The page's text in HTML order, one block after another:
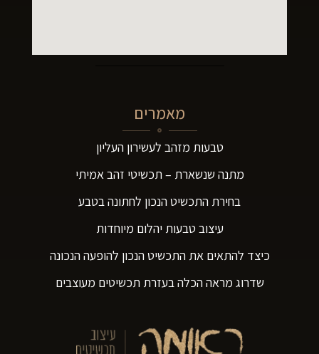
מאמרים
טבעות מזהב לעשירון העליון
מתנה שנשארת – תכשיטי זהב אמיתי
בחירת התכשיט הנכון לחתונה בטבע
עיצוב טבעות יהלום מיוחדות
כיצד להתאים את התכשיט הנכון להופעה הנכונה
שדרוג מראה הכלה בעזרת תכשיטים מעוצבים